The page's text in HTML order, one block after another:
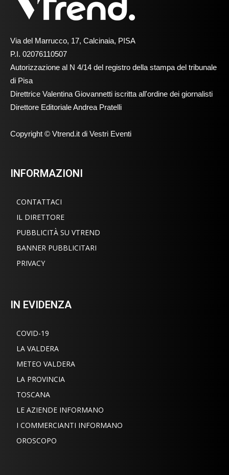
Via del Marrucco, 17, Calcinaia, PISA
P.I. 02076110507
Autorizzazione al N 4/14 del registro della stampa del tribunale
di Pisa
Direttrice Valentina Giovannetti iscritta all'ordine dei giornalisti
Direttore Editoriale Andrea Pratelli
Copyright © Vtrend.it di Vestri Eventi
INFORMAZIONI
CONTATTACI
IL DIRETTORE
PUBBLICITÀ SU VTREND
BANNER PUBBLICITARI
PRIVACY
IN EVIDENZA
COVID-19
LA VALDERA
METEO VALDERA
LA PROVINCIA
TOSCANA
LE AZIENDE INFORMANO
I COMMERCIANTI INFORMANO
OROSCOPO